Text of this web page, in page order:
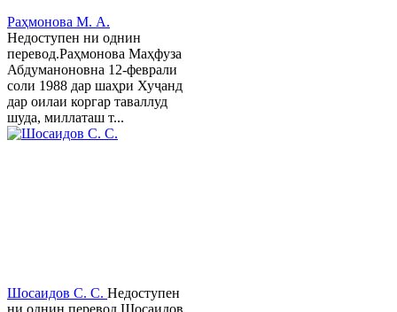
Раҳмонова М. А.
Недоступен ни однин
перевод.Раҳмонова Маҳфуза
Абдуманоновна 12-феврали
соли 1988 дар шаҳри Хуҷанд
дар оилаи коргар таваллуд
шуда, миллаташ т...
Шосаидов С. С. Недоступен